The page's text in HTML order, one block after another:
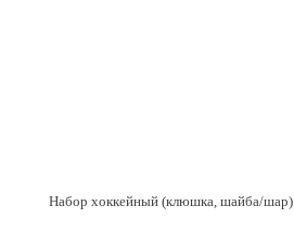
Набор хоккейный (клюшка, шайба/шар)